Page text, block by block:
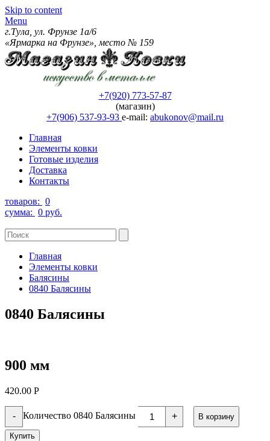
Skip to content
Menu
г.Тула, ул. Фрунзе 1а/6
«Ярмарка на Фрунзе», место № 159
+7(920) 773-57-87
(магазин)
+7(906) 537-93-93 e-mail: abukonov@mail.ru
Главная
Элементы ковки
Готовые изделия
Доставка
Контакты
товаров: 0
сумма: 0 руб.
Главная
Элементы ковки
Балясины
0840 Балясины
0840 Балясины
900 мм
420.00 Р
- Количество 0840 Балясины + В корзину
Купить